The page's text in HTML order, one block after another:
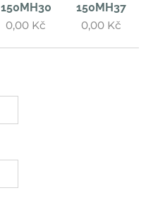
150MH30
0,00 Kč
150MH37
0,00 Kč